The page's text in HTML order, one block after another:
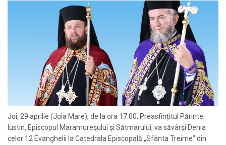
Joi, 29 aprilie (Joia Mare), de la ora 17.00, Preasfințitul Părinte
Iustin, Episcopul Maramureșului și Sătmarului, va săvârși Denia
celor 12 Evanghelii la Catedrala Episcopală „Sfânta Treime” din